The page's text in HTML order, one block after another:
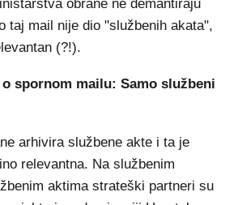
obrane ne demantiraju
taj mail nije dio "službenih akata",
(?!).
o spornom mailu: Samo službeni
arhivira službene akte i ta je
relevantna. Na službenim
aktima strateški partneri su